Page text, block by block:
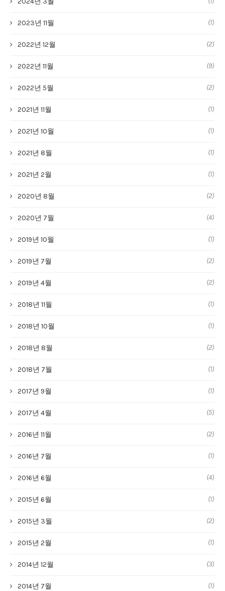
2023년 11월 (1)
2022년 12월 (2)
2022년 11월 (9)
2022년 5월 (2)
2021년 11월 (1)
2021년 10월 (1)
2021년 8월 (1)
2021년 2월 (1)
2020년 8월 (2)
2020년 7월 (4)
2019년 10월 (1)
2019년 7월 (2)
2019년 4월 (2)
2018년 11월 (1)
2018년 10월 (1)
2018년 8월 (2)
2018년 7월 (1)
2017년 9월 (1)
2017년 4월 (5)
2016년 11월 (2)
2016년 7월 (1)
2016년 6월 (4)
2015년 6월 (1)
2015년 3월 (2)
2015년 2월 (1)
2014년 12월 (3)
2014년 7월 (1)